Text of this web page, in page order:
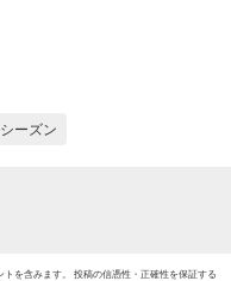
顔 日の丸 日本代表
ーズン
を含みます。 投稿の信憑性・正確性を保証する